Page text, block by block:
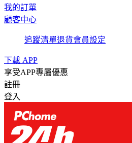
我的訂單
顧客中心
追蹤清單退貨會員設定
下載 APP
享受APP專屬優惠
註冊
登入